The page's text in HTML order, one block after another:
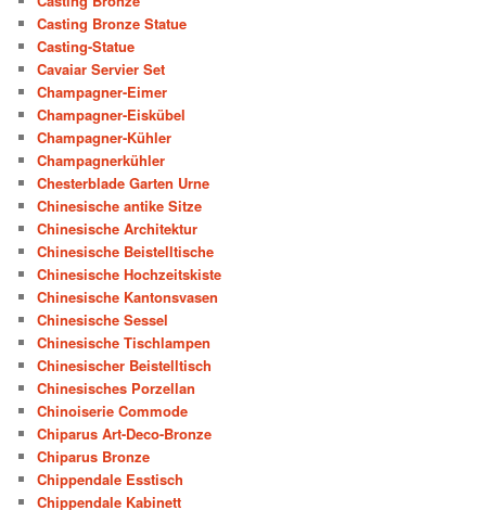
Casting Bronze Statue
Casting-Statue
Cavaiar Servier Set
Champagner-Eimer
Champagner-Eiskübel
Champagner-Kühler
Champagnerkühler
Chesterblade Garten Urne
Chinesische antike Sitze
Chinesische Architektur
Chinesische Beistelltische
Chinesische Hochzeitskiste
Chinesische Kantonsvasen
Chinesische Sessel
Chinesische Tischlampen
Chinesischer Beistelltisch
Chinesisches Porzellan
Chinoiserie Commode
Chiparus Art-Deco-Bronze
Chiparus Bronze
Chippendale Esstisch
Chippendale Kabinett